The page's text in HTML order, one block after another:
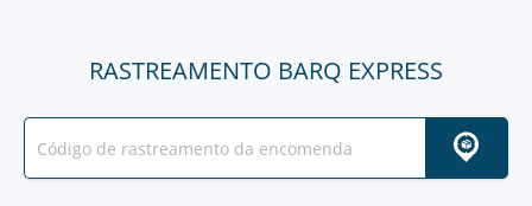
RASTREAMENTO BARQ EXPRESS